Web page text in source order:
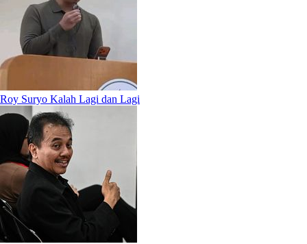
Roy Suryo Kalah Lagi dan Lagi